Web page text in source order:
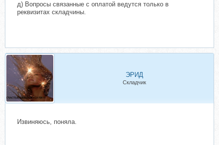
д) Вопросы связанные с оплатой ведутся только в
реквизитах складчины.
ЭРИД
Складчик
Извиняюсь, поняла.